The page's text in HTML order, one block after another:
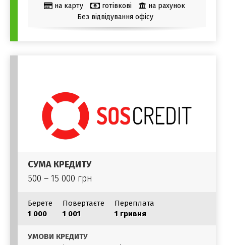
на карту готівкові
на рахунок
Без відвідування офісу
СУМА КРЕДИТУ
500 – 15 000 грн
Берете
1 000
Повертаєте
1 001
Переплата
1 гривня
УМОВИ КРЕДИТУ